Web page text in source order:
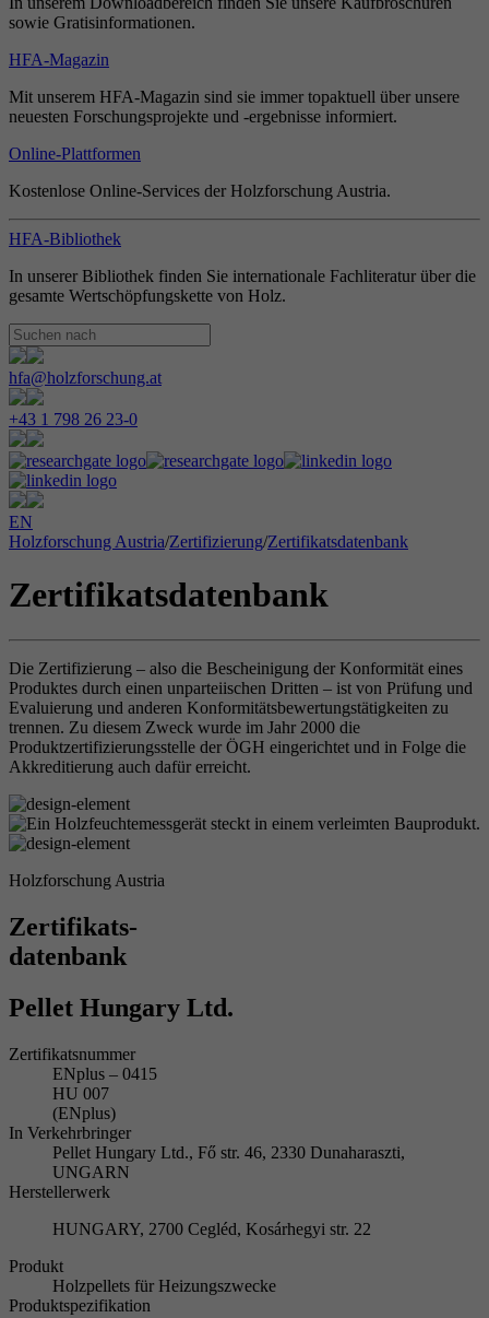
sowie Gratisinformationen.
HFA-Magazin
Mit unserem HFA-Magazin sind sie immer topaktuell über unsere
neuesten Forschungsprojekte und -ergebnisse informiert.
Online-Plattformen
Kostenlose Online-Services der Holzforschung Austria.
HFA-Bibliothek
In unserer Bibliothek finden Sie internationale Fachliteratur über die
gesamte Wertschöpfungskette von Holz.
hfa@holzforschung.at
+43 1 798 26 23-0
EN
Holzforschung Austria/Zertifizierung/Zertifikatsdatenbank
Zertifikatsdatenbank
Die Zertifizierung – also die Bescheinigung der Konformität eines
Produktes durch einen unparteiischen Dritten – ist von Prüfung und
Evaluierung und anderen Konformitätsbewertungstätigkeiten zu
trennen. Zu diesem Zweck wurde im Jahr 2000 die
Produktzertifizierungsstelle der ÖGH eingerichtet und in Folge die
Akkreditierung auch dafür erreicht.
Holzforschung Austria
Zertifikats-
datenbank
Pellet Hungary Ltd.
Zertifikatsnummer
ENplus – 0415
HU 007
(ENplus)
In Verkehrbringer
Pellet Hungary Ltd., Fő str. 46, 2330 Dunaharaszti,
UNGARN
Herstellerwerk
HUNGARY, 2700 Cegléd, Kosárhegyi str. 22
Produkt
Holzpellets für Heizungszwecke
Produktspezifikation